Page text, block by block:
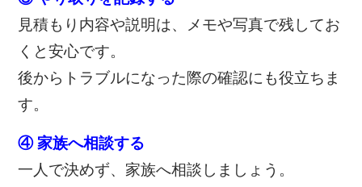
見積もり内容や説明は、メモや写真で残してお
くと安心です。
後からトラブルになった際の確認にも役立ちま
す。
④ 家族へ相談する
一人で決めず、家族へ相談しましょう。